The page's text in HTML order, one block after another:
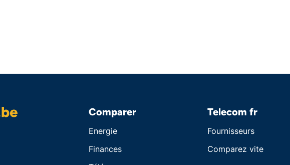
Comparer
Energie
Finances
Telecom fr
Fournisseurs
Comparez vite